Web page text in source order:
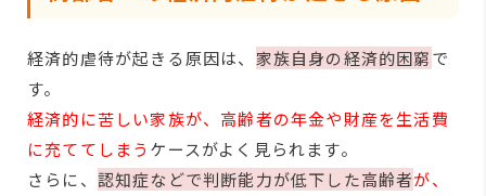
経済的虐待が起きる原因は、 家族自身の経済的困窮で
す。
経済的に苦しい家族が、高齢者の年金や財産を生活費
に充ててしまう ケースがよく見られます。
さらに、 認知症などで判断能力が低下した高齢者が、